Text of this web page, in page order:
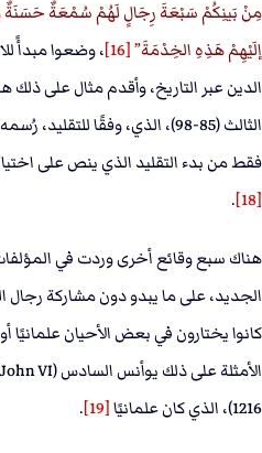
مِنْ بَينِكُمْ سَبْعَةَ رِجَالٍ لَهُمْ سُمْعَةٌ حَسَنَةٌ
إلَيْهِمْ هَذِهِ الخِدْمَةَ [16]
، وضعوا مبدأً
الثالث (85-98)، الذي، وفقًا
فقط من بدء التقليد الذي ينص على
[18]
.
هناك سبع وقائع أخرى وردت في
الجديد، على ما يبدو دون مشاركة
كانوا يختارون في بعض الأحيان علمانيًا
1216)، الذي كان علمانيًا
[19]
.